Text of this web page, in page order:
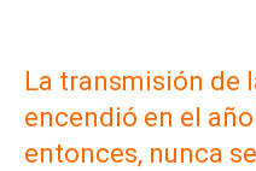
La transmisión de
encendió en el
entonces, nunca